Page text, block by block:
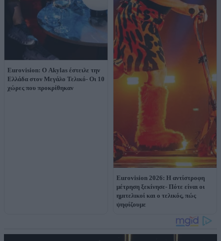
Eurovision: Ο Akylas έστειλε την
Ελλάδα στον Μεγάλο Τελικό- Οι 10
χώρες που προκρίθηκαν
Eurovision 2026: Η αντίστροφη
μέτρηση ξεκίνησε- Πότε είναι οι
ημιτελικοί και ο τελικός, πώς
ψηφίζουμε